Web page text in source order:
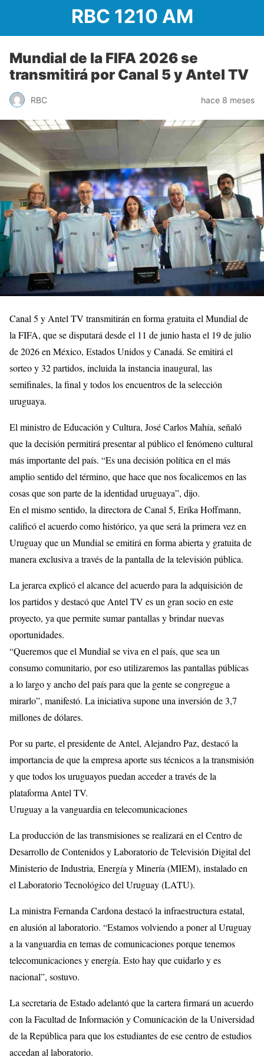
RBC 1210 AM
Mundial de la FIFA 2026 se
transmitirá por Canal 5 y Antel TV
RBC hace 8 meses
Canal 5 y Antel TV transmitirán en forma gratuita el Mundial de
la FIFA, que se disputará desde el 11 de junio hasta el 19 de julio
de 2026 en México, Estados Unidos y Canadá. Se emitirá el
sorteo y 32 partidos, incluida la instancia inaugural, las
semifinales, la final y todos los encuentros de la selección
uruguaya.
El ministro de Educación y Cultura, José Carlos Mahía, señaló
que la decisión permitirá presentar al público el fenómeno cultural
más importante del país. “Es una decisión política en el más
amplio sentido del término, que hace que nos focalicemos en las
cosas que son parte de la identidad uruguaya”, dijo.
En el mismo sentido, la directora de Canal 5, Erika Hoffmann,
calificó el acuerdo como histórico, ya que será la primera vez en
Uruguay que un Mundial se emitirá en forma abierta y gratuita de
manera exclusiva a través de la pantalla de la televisión pública.
La jerarca explicó el alcance del acuerdo para la adquisición de
los partidos y destacó que Antel TV es un gran socio en este
proyecto, ya que permite sumar pantallas y brindar nuevas
oportunidades.
“Queremos que el Mundial se viva en el país, que sea un
consumo comunitario, por eso utilizaremos las pantallas públicas
a lo largo y ancho del país para que la gente se congregue a
mirarlo”, manifestó. La iniciativa supone una inversión de 3,7
millones de dólares.
Por su parte, el presidente de Antel, Alejandro Paz, destacó la
importancia de que la empresa aporte sus técnicos a la transmisión
y que todos los uruguayos puedan acceder a través de la
plataforma Antel TV.
Uruguay a la vanguardia en telecomunicaciones
La producción de las transmisiones se realizará en el Centro de
Desarrollo de Contenidos y Laboratorio de Televisión Digital del
Ministerio de Industria, Energía y Minería (MIEM), instalado en
el Laboratorio Tecnológico del Uruguay (LATU).
La ministra Fernanda Cardona destacó la infraestructura estatal,
en alusión al laboratorio. “Estamos volviendo a poner al Uruguay
a la vanguardia en temas de comunicaciones porque tenemos
telecomunicaciones y energía. Esto hay que cuidarlo y es
nacional”, sostuvo.
La secretaria de Estado adelantó que la cartera firmará un acuerdo
con la Facultad de Información y Comunicación de la Universidad
de la República para que los estudiantes de ese centro de estudios
accedan al laboratorio.